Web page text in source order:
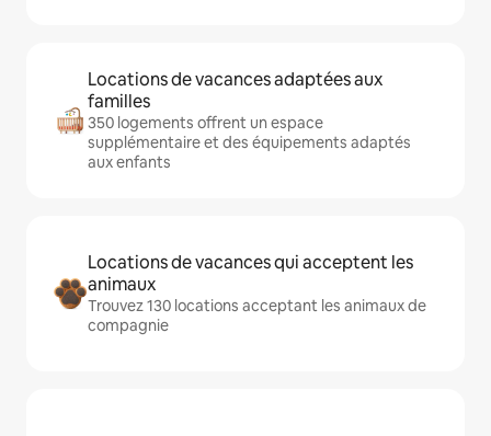
Locations de vacances adaptées aux
familles
350 logements offrent un espace
supplémentaire et des équipements adaptés
aux enfants
Locations de vacances qui acceptent les
animaux
Trouvez 130 locations acceptant les animaux de
compagnie